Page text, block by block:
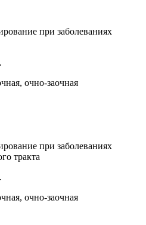
при заболеваниях
очно-заочная
при заболеваниях
тракта
очно-заочная